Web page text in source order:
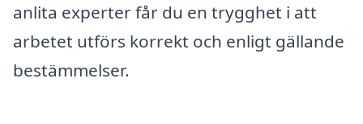
anlita experter får du en trygghet i att
arbetet utförs korrekt och enligt gällande
bestämmelser.